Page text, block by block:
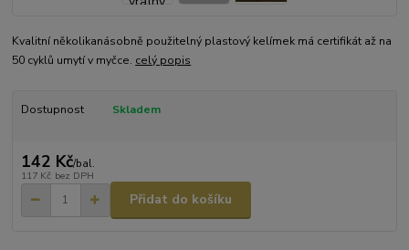
Kvalitní několikanásobně použitelný plastový kelímek má certifikát až na
50 cyklů umytí v myčce. celý popis
Dostupnost Skladem
142 Kč/bal.
117 Kč bez DPH
Přidat do košíku